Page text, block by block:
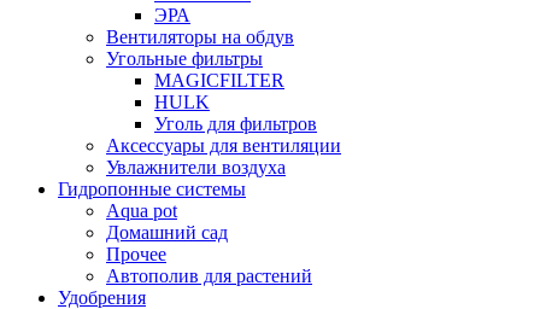
ЭРА
Вентиляторы на обдув
Угольные фильтры
MAGICFILTER
HULK
Уголь для фильтров
Аксессуары для вентиляции
Увлажнители воздуха
Гидропонные системы
Aqua pot
Домашний сад
Прочее
Автополив для растений
Удобрения